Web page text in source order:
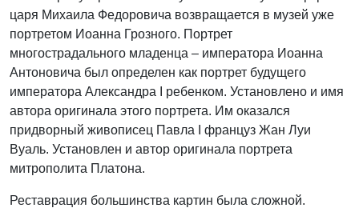
царя Михаила Федоровича возвращается в музей уже
портретом Иоанна Грозного. Портрет
многострадального младенца – императора Иоанна
Антоновича был определен как портрет будущего
императора Александра I ребенком. Установлено и имя
автора оригинала этого портрета. Им оказался
придворный живописец Павла I француз Жан Луи
Вуаль. Установлен и автор оригинала портрета
митрополита Платона.
Реставрация большинства картин была сложной.